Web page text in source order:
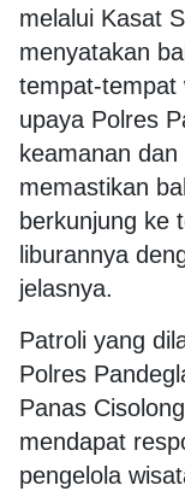
melalui Kasat
menyatakan
tempat-tempat
upaya Polres
keamanan
memastikan
berkunjung ke
liburannya
jelasnya.
Patroli yang
Polres
Panas
mendapat
pengelola